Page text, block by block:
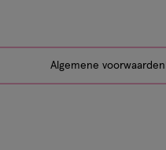
Algemene voorwaarden